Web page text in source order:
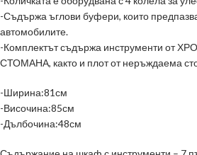
-Съдържа ъглови буфери, които
автомобилите.
-Комплектът съдържа инструменти от
СТОМАНА, както и плот от неръждаема
-Ширина:81см
-Височина:85см
-Дълбочина:48см